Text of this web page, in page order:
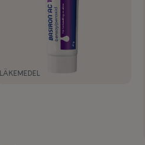
LÄKEMEDEL